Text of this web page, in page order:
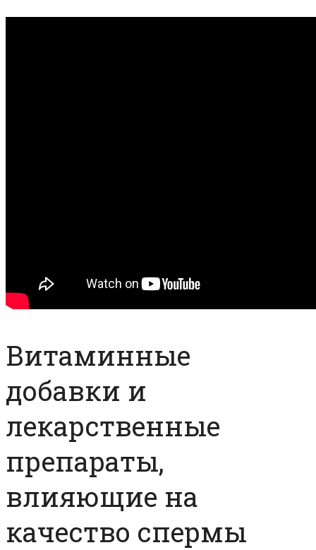
Витаминные
добавки и
лекарственные
препараты,
влияющие на
качество спермы